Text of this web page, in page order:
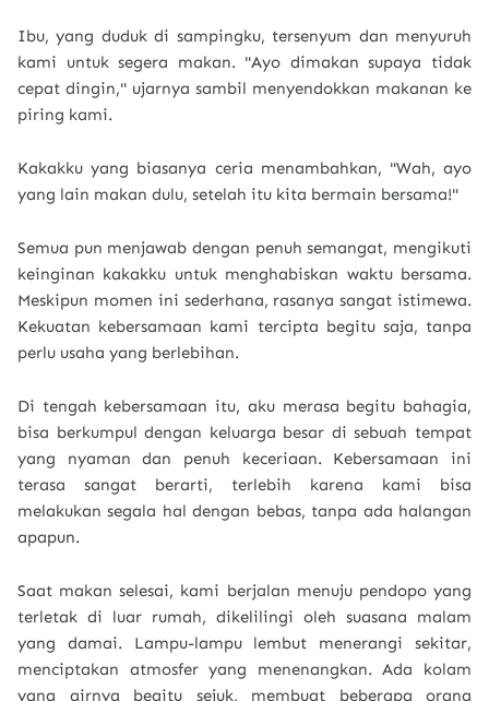
Ibu, yang duduk di sampingku, tersenyum dan menyuruh
kami untuk segera makan. "Ayo dimakan supaya tidak
cepat dingin," ujarnya sambil menyendokkan makanan ke
piring kami.
Kakakku yang biasanya ceria menambahkan, "Wah, ayo
yang lain makan dulu, setelah itu kita bermain bersama!"
Semua pun menjawab dengan penuh semangat, mengikuti
keinginan kakakku untuk menghabiskan waktu bersama.
Meskipun momen ini sederhana, rasanya sangat istimewa.
Kekuatan kebersamaan kami tercipta begitu saja, tanpa
perlu usaha yang berlebihan.
Di tengah kebersamaan itu, aku merasa begitu bahagia,
bisa berkumpul dengan keluarga besar di sebuah tempat
yang nyaman dan penuh keceriaan. Kebersamaan ini
terasa sangat berarti, terlebih karena kami bisa
melakukan segala hal dengan bebas, tanpa ada halangan
apapun.
Saat makan selesai, kami berjalan menuju pendopo yang
terletak di luar rumah, dikelilingi oleh suasana malam
yang damai. Lampu-lampu lembut menerangi sekitar,
menciptakan atmosfer yang menenangkan. Ada kolam
yang airnya begitu sejuk, membuat beberapa orang